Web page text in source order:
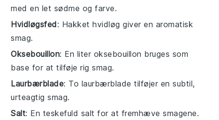
med en let sødme og farve.
Hvidløgsfed: Hakket hvidløg giver en aromatisk
smag.
Oksebouillon: En liter oksebouillon bruges som
base for at tilføje rig smag.
Laurbærblade: To laurbærblade tilføjer en subtil,
urteagtig smag.
Salt: En teskefuld salt for at fremhæve smagene.